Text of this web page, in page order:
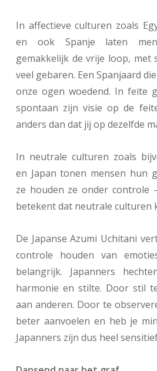
In affectieve culturen zoals
en ook Spanje laten
gemakkelijk de vrije loop, met
veel gebaren. Een Spanjaard
onze ogen woedend. In feite
spontaan zijn visie op de
anders dan dat jij op dezelfde
In neutrale culturen zoals
en Japan tonen mensen hun
ze houden ze onder controle
betekent dat neutrale culturen
De Japanse Azumi Uchitani
controle houden van
belangrijk. Japanners
harmonie en stilte. Door stil
aan anderen. Door te
beter aanvoelen en heb je
Japanners zijn dus heel